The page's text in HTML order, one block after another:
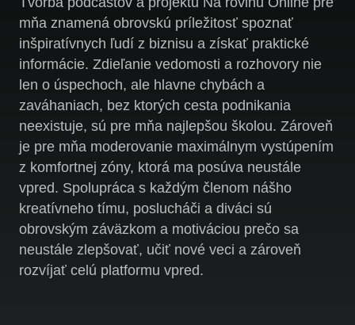
mňa znamená obrovskú príležitosť spoznať
inšpiratívnych ľudí z biznisu a získať praktické
informácie. Zdieľanie vedomosti a rozhovory nie
len o úspechoch, ale hlavne chybách a
zaváhaniach, bez ktorých cesta podnikania
neexistuje, sú pre mňa najlepšou školou. Zároveň
je pre mňa moderovanie maximálnym vystúpením
z komfortnej zóny, ktorá ma posúva neustále
vpred. Spolupráca s každým členom nášho
kreatívneho tímu, poslucháči a diváci sú
obrovským záväzkom a motiváciou prečo sa
neustále zlepšovať, učiť nové veci a zároveň
rozvíjať celú platformu vpred.